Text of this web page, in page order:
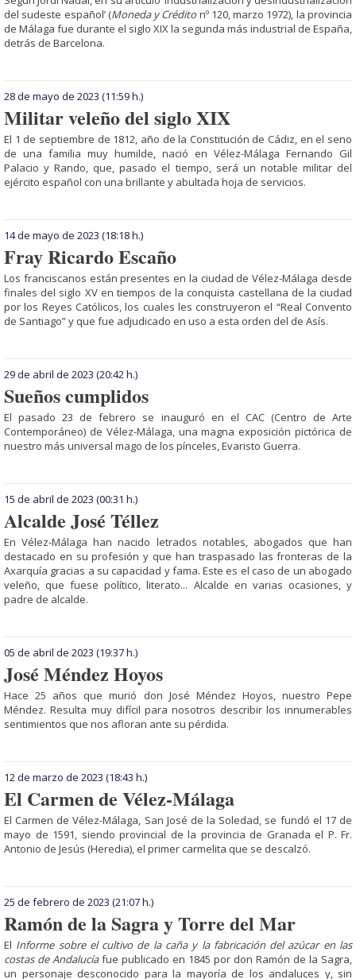
del sudeste español’ (Moneda y Crédito nº 120, marzo 1972), la provincia
de Málaga fue durante el siglo XIX la segunda más industrial de España,
detrás de Barcelona.
28 de mayo de 2023 (11:59 h.)
Militar veleño del siglo XIX
El 1 de septiembre de 1812, año de la Constitución de Cádiz, en el seno
de una familia muy humilde, nació en Vélez-Málaga Fernando Gil
Palacio y Rando, que, pasado el tiempo, será un notable militar del
ejército español con una brillante y abultada hoja de servicios.
14 de mayo de 2023 (18:18 h.)
Fray Ricardo Escaño
Los franciscanos están presentes en la ciudad de Vélez-Málaga desde
finales del siglo XV en tiempos de la conquista castellana de la ciudad
por los Reyes Católicos, los cuales les construyeron el “Real Convento
de Santiago” y que fue adjudicado en uso a esta orden del de Asís.
29 de abril de 2023 (20:42 h.)
Sueños cumplidos
El pasado 23 de febrero se inauguró en el CAC (Centro de Arte
Contemporáneo) de Vélez-Málaga, una magna exposición pictórica de
nuestro más universal mago de los pínceles, Evaristo Guerra.
15 de abril de 2023 (00:31 h.)
Alcalde José Téllez
En Vélez-Málaga han nacido letrados notables, abogados que han
destacado en su profesión y que han traspasado las fronteras de la
Axarquía gracias a su capacidad y fama. Es­te es el caso de un abogado
veleño, que fuese político, literato... Alcalde en varias ocasiones, y
padre de alcalde.
05 de abril de 2023 (19:37 h.)
José Méndez Hoyos
Hace 25 años que murió don José Méndez Hoyos, nuestro Pepe
Méndez. Resulta muy difícil para nosotros describir los innumerables
sentimientos que nos afloran ante su pérdida.
12 de marzo de 2023 (18:43 h.)
El Carmen de Vélez-Málaga
El Carmen de Vélez-Málaga, San José de la Soledad, se fundó el 17 de
mayo de 1591, siendo provincial de la provincia de Granada el P. Fr.
Antonio de Jesús (Heredia), el primer carmelita que se descalzó.
25 de febrero de 2023 (21:07 h.)
Ramón de la Sagra y Torre del Mar
El Informe sobre el cultivo de la caña y la fabricación del azúcar en las
costas de Andalucíafue publicado en 1845 por don Ramón de la Sagra,
un personaje desconocido para la mayoría de los andaluces y, sin